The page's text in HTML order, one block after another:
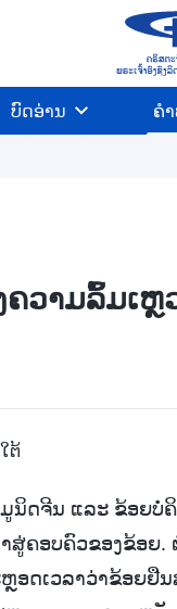
ບົດອ່ານ ຄ
ຄວາມລົ້ມເຫຼ
ຕ້
ນິດຈີນ ແລະ ຂ້ອຍບໍ່
ຄອບຄົວຂອງຂ້ອຍ.
ອດເວລາວ່າຂ້ອຍຢື